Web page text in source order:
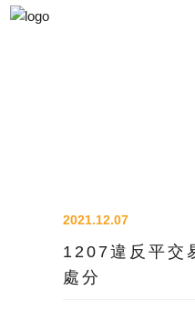
2021.12.07
1207違反平交
處分